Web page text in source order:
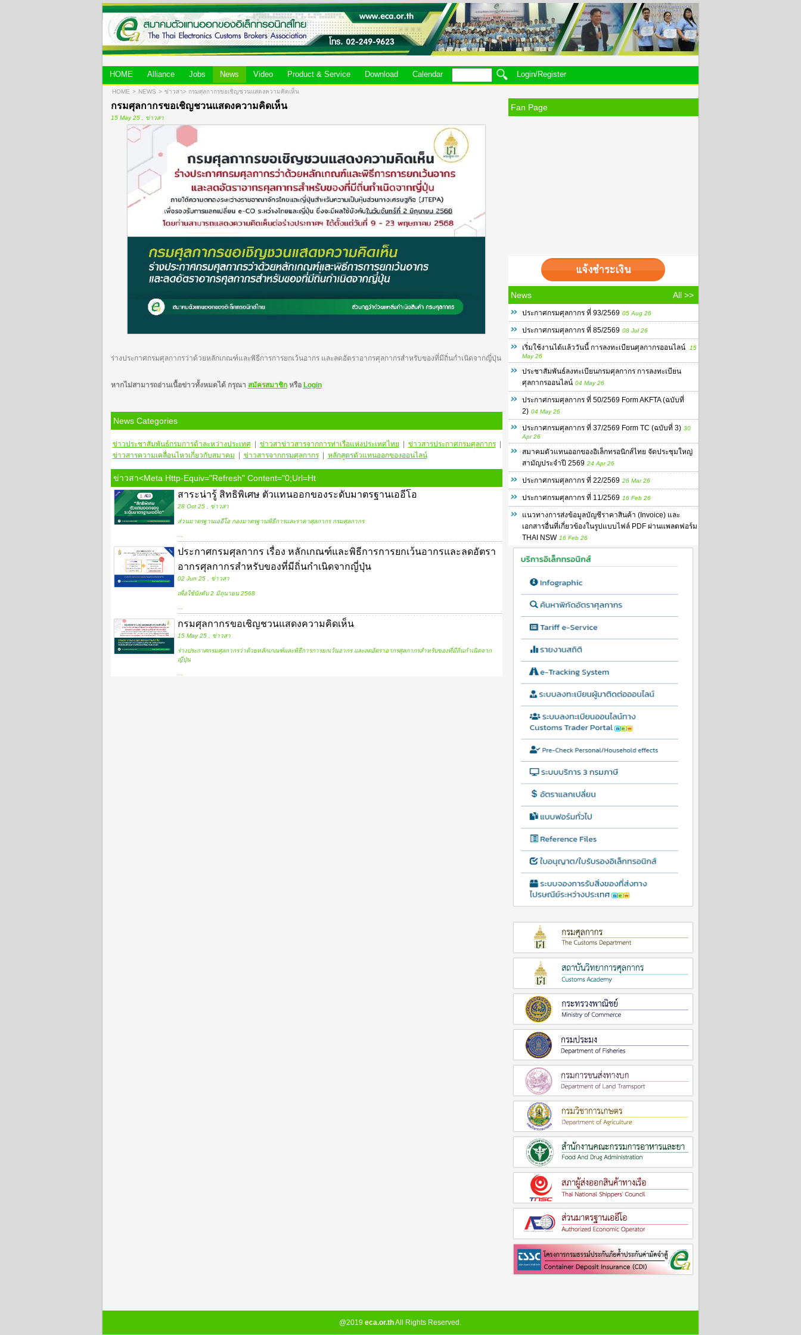
HOME Alliance Jobs News Video Product & Service Download Calendar Login/Register
HOME > NEWS > ข่าวสา> กรมศุลกากรขอเชิญชวนแสดงความคิดเห็น
กรมศุลกากรขอเชิญชวนแสดงความคิดเห็น
15 May 25 , ข่าวสา
ร่างประกาศกรมศุลกากรว่าด้วยหลักเกณฑ์และพิธีการการยกเว้นอากร และลดอัตราอากรศุลกากรสำหรับของที่มีถิ่นกำเนิดจากญี่ปุ่น
หากไม่สามารถอ่านเนื้อข่าวทั้งหมดได้ กรุณา สมัครสมาชิกหรือ Login
News Categories
ข่าวประชาสัมพันธ์กรมการต้าละหว่างประเทศ| ข่าวสาข่าวสารจากการท่าเรือแห่งประเทศไทย ข่าวสารประกาศกรมศุลกากร|
ข่าวสารความเคลื่อนไหวเกี่ยวกับสมาคม
ข่าวสารจากกรมศุลกากร| หลักสูตรตัวแทนออกของออนไลน์
ข่าวสา<meta Http-Equiv="refresh" Content="0;url=ht
สาระน่ารู้ สิทธิพิเศษ ตัวเเทนออกของระดับมาตรฐานเออีโอ
28 Oct 25 , ข่าวสา
ส่วนมาตรฐานเออีโอ กองมาตรฐานพิธีการและราคาศุลกากร กรมศุลกากร
ประกาศกรมศุลกากร เรื่อง หลักเกณฑ์และพิธีการการยกเว้นอากรและลดอัตรา
อากรศุลกากรสำหรับของที่มีถิ่นกำเนิดจากญี่ปุ่น
02 Jun 25 , ข่าวสา
เพื่อใช้บังคับ 2 มิถุนายน 2568
กรมศุลกากรขอเชิญชวนแสดงความคิดเห็น
15 May 25 , ข่าวสา
ร่างประกาศกรมศุลกากรว่าด้วยหลักเกณฑ์และพิธีการการยกเว้นอากร และลดอัตราอากรศุลกากรสำหรับของที่มีถิ่นกำเนิดจาก
ญี่ปุ่น
Fan Page
News All >>
ประกาศกรมศุลกากร ที่ 93/2569 05 Aug 26
ประกาศกรมศุลกากร ที่ 85/2569 08 Jul 26
เริ่มใช้งานได้เเล้ววันนี้ การลงทะเบียนศุลกากรออนไลน์
15
May 26
ประชาสัมพันธ์ลงทะเบียนกรมศุลกากร การลงทะเบียน
ศุลกากรออนไลน์ 04 May 26
ประกาศกรมศุลกากร ที่ 50/2569 Form AKFTA (ฉบับที่
2) 04 May 26
ประกาศกรมศุลกากร ที่ 37/2569 Form TC (ฉบับที่ 3) 30
Apr 26
สมาคมตัวแทนออกของอิเล็กทรอนิกส์ไทย จัดประชุมใหญ่
สามัญประจำปี 2569 24 Apr 26
ประกาศกรมศุลกากร ที่ 22/2569 26 Mar 26
ประกาศกรมศุลกากร ที่ 11/2569 16 Feb 26
แนวทางการส่งข้อมูลบัญชีราคาสินค้า (Invoice) และ
เอกสารอื่นที่เกี่ยวข้องในรูปแบบไฟล์ PDF ผ่านแพลตฟอร์ม
THAI NSW 16 Feb 26
@2019 eca.or.thAll Rights Reserved.